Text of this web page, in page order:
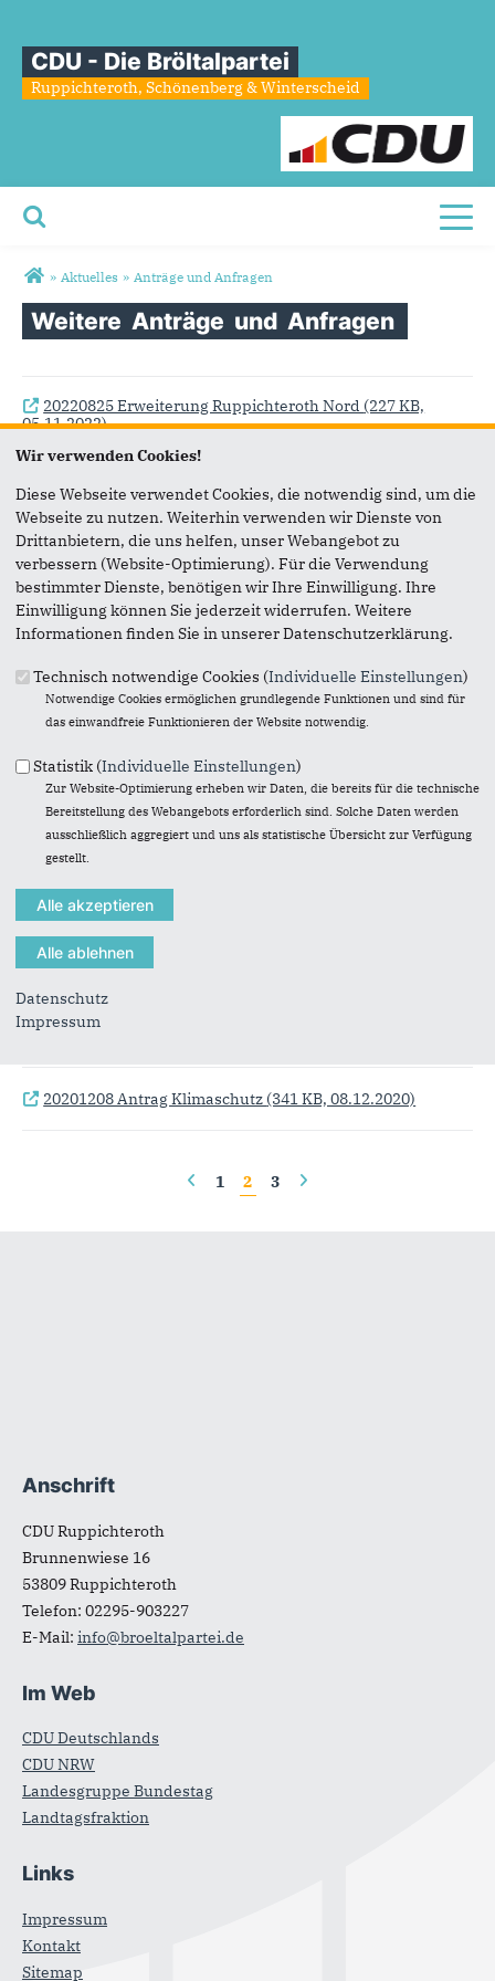
CDU - Die Bröltalpartei
Ruppichteroth, Schönenberg & Winterscheid
Sie sind hier
» Aktuelles » Anträge und Anfragen
Weitere Anträge und Anfragen
20220825 Erweiterung Ruppichteroth Nord (227 KB,
05.11.2022)
20220503 Antrag Verkehrsführung Winterscheid Nord
(251 KB, 20.05.2022)
20220102 Corona Schaffung Informationsangebot(120
KB, 01.02.2022)
20220101 Kindergartenbedarfsplanung(203 KB,
20210630 Sitzungsunterlagen und Niederschriften
20210606 Ausschreibung Hauptstraße (124 KB,
06.06.2021)
20210308 Anfrage Sachstand Bröltalhalle
08.03.2021)
20210109 Anfrage Brandschutzbedarfsplan
09.01.2021)
20201208 Antrag Klimaschutz (341 KB, 08.12.2020)
1 2 3
Anschrift
CDU Ruppichteroth
Brunnenwiese 16
53809Ruppichteroth
Telefon: 02295-903227
E-Mail: info@broeltalpartei.de
Im Web
CDU Deutschlands
CDU NRW
Landesgruppe Bundestag
Landtagsfraktion
Links
Impressum
Kontakt
Sitemap
Wir verwenden Cookies!
Diese Webseite verwendet Cookies, die notwendig sind, um die
Webseite zu nutzen. Weiterhin verwenden wir Dienste von
Drittanbietern, die uns helfen, unser Webangebot zu
verbessern (Website-Optimierung). Für die Verwendung
bestimmter Dienste, benötigen wir Ihre Einwilligung. Ihre
Einwilligung können Sie jederzeit widerrufen. Weitere
Informationen finden Sie in unserer Datenschutzerklärung.
Technisch notwendige Cookies (Individuelle Einstellungen)
Notwendige Cookies ermöglichen grundlegende Funktionen und sind für
das einwandfreie Funktionieren der Website notwendig.
Statistik (Individuelle Einstellungen)
Zur Website-Optimierung erheben wir Daten, die bereits für die technische
Bereitstellung des Webangebots erforderlich sind. Solche Daten werden
ausschließlich aggregiert und uns als statistische Übersicht zur Verfügung
gestellt.
Datenschutz
Impressum